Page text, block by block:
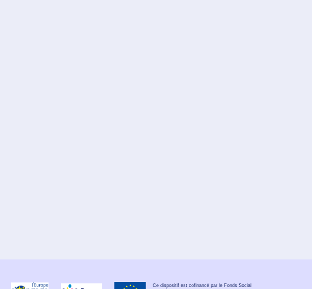
Ce dispositif est cofinancé par le Fonds Social